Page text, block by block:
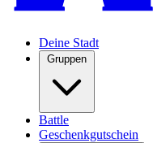
Deine Stadt
Gruppen
Battle
Geschenkgutschein